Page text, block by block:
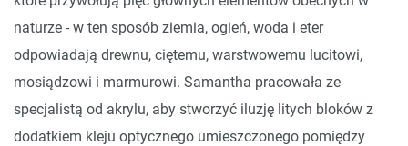
naturze - w ten sposób ziemia, ogień, woda i eter
odpowiadają drewnu, ciętemu, warstwowemu lucitowi,
mosiądzowi i marmurowi. Samantha pracowała ze
specjalistą od akrylu, aby stworzyć iluzję litych bloków z
dodatkiem kleju optycznego umieszczonego pomiędzy